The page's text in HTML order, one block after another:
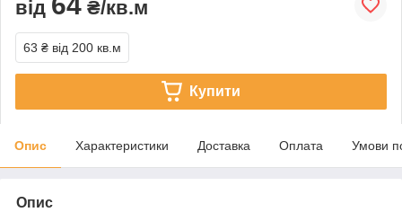
від ₴/кв.м
63 ₴ від 200 кв.м
Купити
Опис Характеристики Доставка Оплата Умови
Опис